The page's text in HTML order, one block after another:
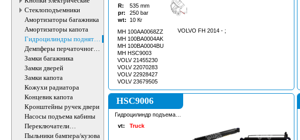
Стеклоподъемники
Амортизаторы багажника
Амортизаторы капота
Гидроцилиндры поднятия
кабины
Демпферы перчаточного
ящика
Замки багажника
Замки дверей
Замки капота
Кожухи радиатора
Концевик капота
Кронштейны ручек двери
Насосы подъема кабины
Переключатели
подрулевые
Пыльники бампера/кузова
R: 535 mm
pr:
250 bar
wt:
10 Кг
MH 100AA0068ZZ
MH 100BA0004AK
MH 100BA0004BU
MH HSC9003
VOLV 21455230
VOLV 22070283
VOLV 22928427
VOLV 23679505
VOLVO FH 2014 - ;
HSC9006
Гидроцилиндр подъема
vt:
Truck